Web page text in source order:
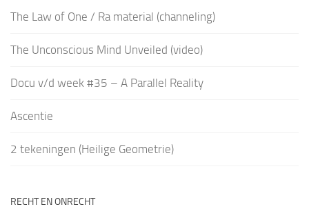
The Law of One / Ra material (channeling)
The Unconscious Mind Unveiled (video)
Docu v/d week #35 – A Parallel Reality
Ascentie
2 tekeningen (Heilige Geometrie)
RECHT EN ONRECHT